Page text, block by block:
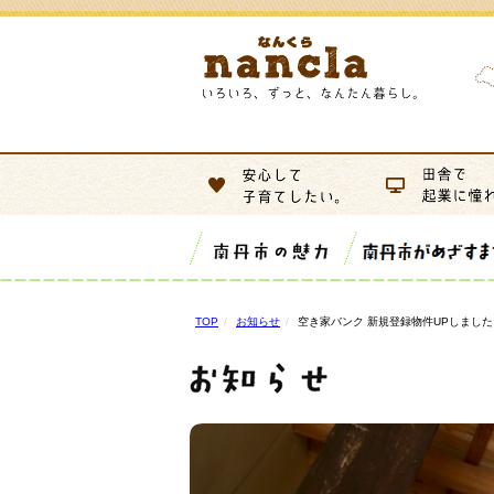
TOP お知らせ 空き家バンク 新規登録物件UPしまし